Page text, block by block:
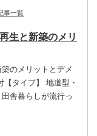
事一覧
生と新築のメリ
のメリットとデメ
タイプ】 地道型・
舎暮らしが流行っ